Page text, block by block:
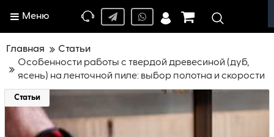
Меню
Главная
Статьи
Особенности работы с твердой древесиной (дуб,
ясень) на ленточной пиле: выбор полотна и скорости
Статьи